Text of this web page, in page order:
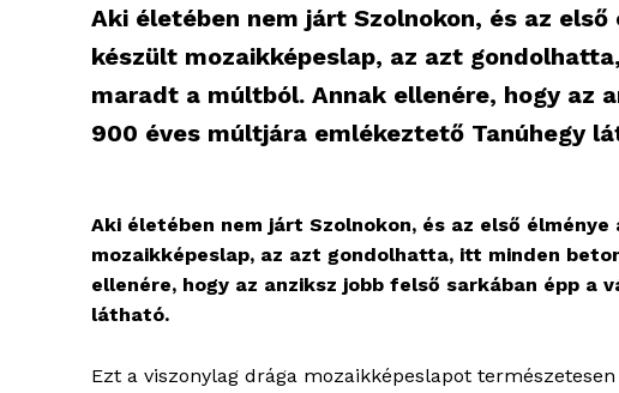
Aki életében nem járt Szolnokon, és az
készült mozaikképeslap, az azt
maradt a múltból. Annak ellenére, hogy az
900 éves múltjára emlékeztető Tanúhegy
Aki életében nem járt Szolnokon, és az első
mozaikképeslap, az azt gondolhatta, itt minden
ellenére, hogy az anziksz jobb felső sarkában épp a
látható.
Ezt a viszonylag drága mozaikképeslapot